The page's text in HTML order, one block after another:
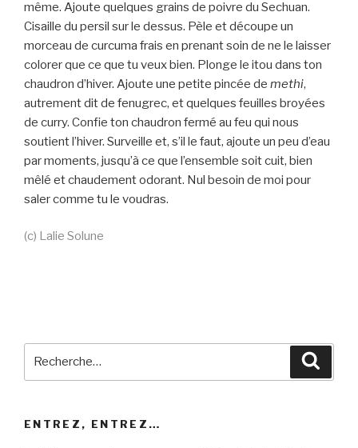
même. Ajoute quelques grains de poivre du Sechuan.
Cisaille du persil sur le dessus. Pèle et découpe un
morceau de curcuma frais en prenant soin de ne le laisser
colorer que ce que tu veux bien. Plonge le itou dans ton
chaudron d’hiver. Ajoute une petite pincée de methi,
autrement dit de fenugrec, et quelques feuilles broyées
de curry. Confie ton chaudron fermé au feu qui nous
soutient l’hiver. Surveille et, s’il le faut, ajoute un peu d’eau
par moments, jusqu’à ce que l’ensemble soit cuit, bien
mêlé et chaudement odorant. Nul besoin de moi pour
saler comme tu le voudras.
(c) Lalie Solune
ENTREZ, ENTREZ…